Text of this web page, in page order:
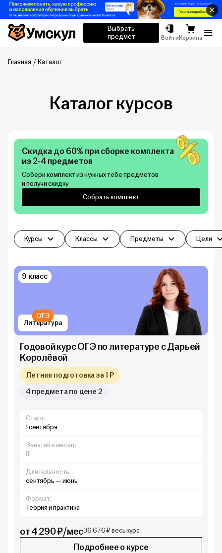
Умскул
Выбрать
предмет
Войти Корзина
Главная Каталог
Каталог курсов
Скидка до 60% при сборке комплекта
из 2-4 предметов
Собери комплект из нужных тебе предметов
и получи скидку
Собрать комплект
Фильтры
Курсы Классы Предметы Цели
Литература
ОГЭ
9 класс
Годовой курс ОГЭ по литературе с Дарьей
Королёвой
Летняя подготовка за 1 ₽
4 предмета по цене 2
Старт:
1 сентября
Занятий в месяц:
11
Длительность:
сентябрь — июнь
Формат:
Теория и практика
от 4 290 ₽/мес36 676 ₽ весь курс
Подробнее о курсе